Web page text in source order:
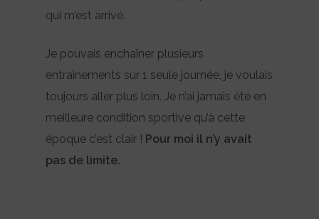
qui m’est arrivé.
Je pouvais enchaîner plusieurs
entrainements sur 1 seule journée, je voulais
toujours aller plus loin. Je n’ai jamais été en
meilleure condition sportive qu’à cette
époque c’est clair ! Pour moi il n’y avait
pas de limite.